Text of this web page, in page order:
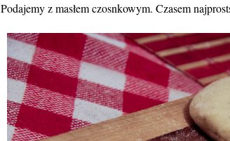
Podajemy z masłem czosnkowym. Czasem